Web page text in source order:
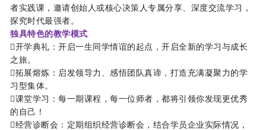
者实践课，邀请创始人或核心决策人专属分享、深度交流学习，
探究时代最强者。
独具特色的教学模式
开学典礼：开启一生同学情谊的起点，开启全新的学习与成长
之旅。
拓展熔炼：启发领导力、感悟团队真谛，打造充满凝聚力的学
习型集体。
课堂学习：每一期课程，每一位师者，都将引领你发现更优秀
的自己！
经营诊断会：定期组织经营诊断会，结合学员企业实际情况，